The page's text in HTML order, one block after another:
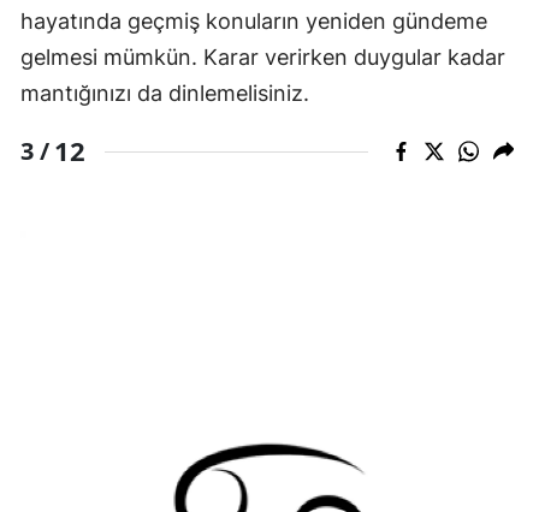
hayatında geçmiş konuların yeniden gündeme
gelmesi mümkün. Karar verirken duygular kadar
mantığınızı da dinlemelisiniz.
3 /12